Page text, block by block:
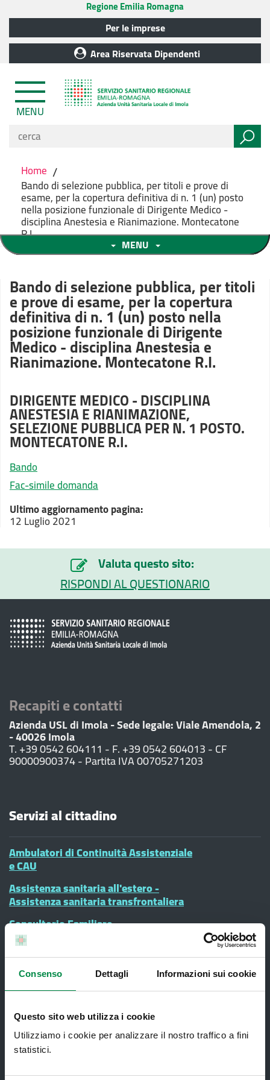
Consenso Dettagli Informazioni sui cookie
Questo sito web utilizza i cookie
Utilizziamo i cookie per analizzare il nostro traffico a fini
statistici.
Regione Emilia Romagna
Per le imprese
Area Riservata Dipendenti
MENU
Home /
Bando di selezione pubblica, per titoli e prove di
esame, per la copertura definitiva di n. 1 (un) posto
nella posizione funzionale di Dirigente Medico -
disciplina Anestesia e Rianimazione. Montecatone
R.I.
MENU
Bando di selezione pubblica, per titoli
e prove di esame, per la copertura
definitiva di n. 1 (un) posto nella
posizione funzionale di Dirigente
Medico - disciplina Anestesia e
Rianimazione. Montecatone R.I.
DIRIGENTE MEDICO - DISCIPLINA
ANESTESIA E RIANIMAZIONE,
SELEZIONE PUBBLICA PER N. 1 POSTO.
MONTECATONE R.I.
Bando
Fac-simile domanda
Ultimo aggiornamento pagina:
12 Luglio 2021
Valuta questo sito:
RISPONDI AL QUESTIONARIO
Recapiti e contatti
Azienda USL di Imola - Sede legale: Viale Amendola, 2
- 40026 Imola
T. +39 0542 604111 - F. +39 0542 604013 - CF
90000900374 - Partita IVA 00705271203
Servizi al cittadino
Ambulatori di Continuità Assistenziale
e CAU
Assistenza sanitaria all'estero -
Assistenza sanitaria transfrontaliera
Consultorio Familiare
Direzione Assistenza Farmaceutica
Finanziamenti
Lauree Professioni Sanitarie
Medici e Pediatri di Famiglia
Nucleo di Cure Primarie (NCP)
Punto Unico di Accesso integrato
sanitario e sociale (PUA)